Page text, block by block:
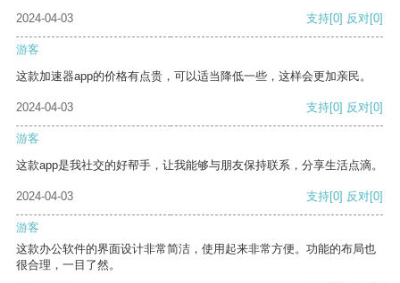
2024-04-03 支持[0] 反对[0]
游客
这款加速器app的价格有点贵，可以适当降低一些，这样会更加亲民。
2024-04-03 支持[0] 反对[0]
游客
这款app是我社交的好帮手，让我能够与朋友保持联系，分享生活点滴。
2024-04-03 支持[0] 反对[0]
游客
这款办公软件的界面设计非常简洁，使用起来非常方便。功能的布局也
很合理，一目了然。